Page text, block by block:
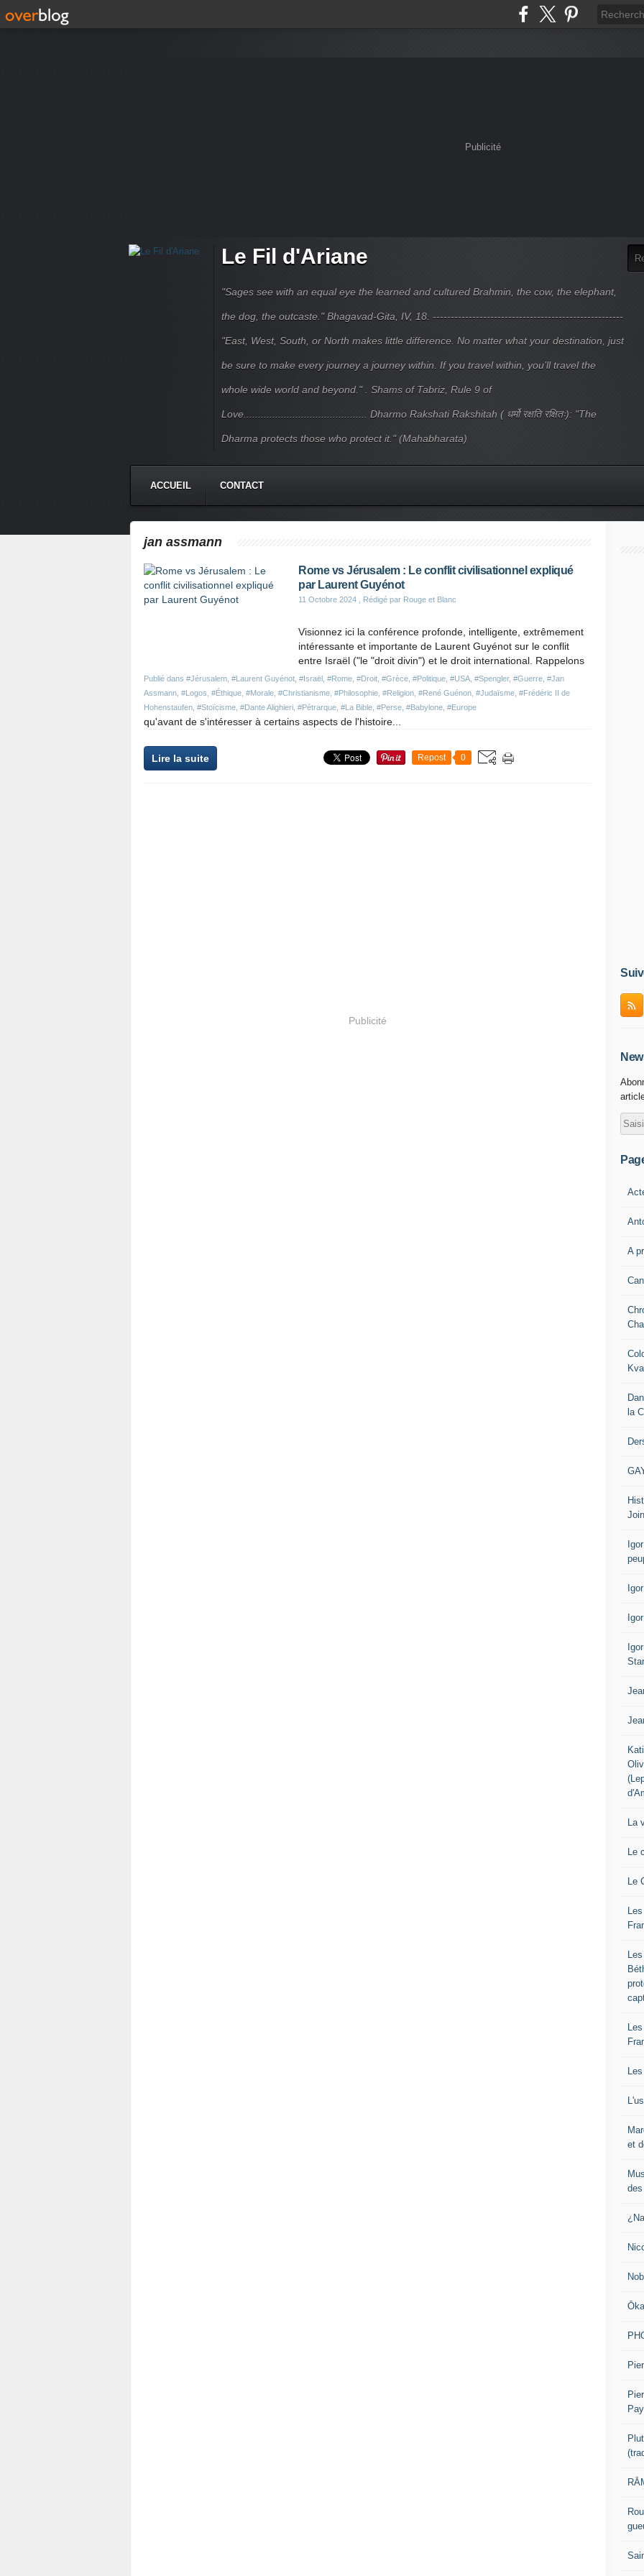
Publicité
Le Fil d'Ariane
"Sages see with an equal eye the learned and cultured Brahmin, the cow, the elephant,
the dog, the outcaste." Bhagavad-Gita, IV, 18. -----------------------------------------------------
"East, West, South, or North makes little difference. No matter what your destination, just
be sure to make every journey a journey within. If you travel within, you’ll travel the
whole wide world and beyond." . Shams of Tabriz, Rule 9 of
Love........................................... Dharmo Rakshati Rakshitah ( धर्मो रक्षति रक्षितः): "The
Dharma protects those who protect it." (Mahabharata)
ACCUEIL CONTACT
jan assmann
Rome vs Jérusalem : Le conflit civilisationnel expliqué
par Laurent Guyénot
11 Octobre 2024 , Rédigé par Rouge et Blanc
Publié dans #Jérusalem #Laurent Guyénot #Israël #Rome #Droit #Grèce #Politique #USA #Spengler, #Guerre #Jan
Assmann #Logos #Éthique #Morale #Christianisme #Philosophie #Religion #René Guénon #Judaïsme #Frédéric II de
Hohenstaufen #Stoïcisme #Dante Alighieri #Pétrarque #La Bible #Perse #Babylone #Europe
Visionnez ici la conférence profonde, intelligente, extrêmement
intéressante et importante de Laurent Guyénot sur le conflit
entre Israël ("le "droit divin") et le droit international. Rappelons
qu'avant de s'intéresser à certains aspects de l'histoire...
Lire la suite Repost 0
Publicité
A
la
La
Le
Le
et
des